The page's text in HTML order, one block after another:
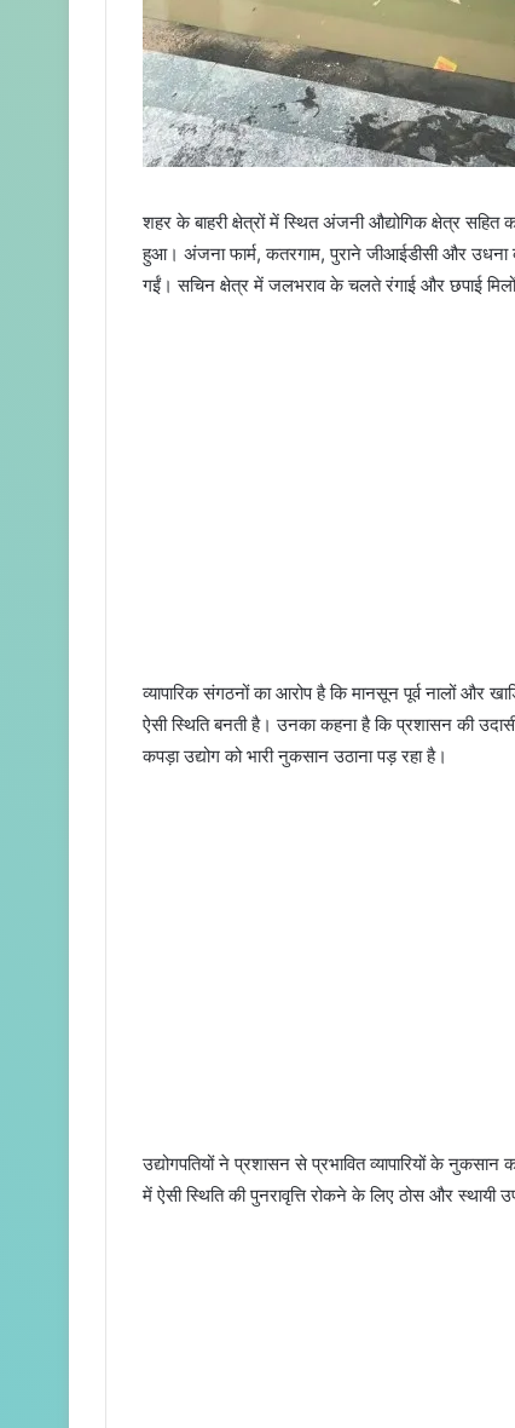
शहर के बाहरी क्षेत्रों में स्थित अंजनी औद्योगिक क्षेत्र
हुआ। अंजना फार्म, कतरगाम, पुराने जीआईडीसी और उधना
गईं। सचिन क्षेत्र में जलभराव के चलते रंगाई और छपाई
व्यापारिक संगठनों का आरोप है कि मानसून पूर्व नालों और
ऐसी स्थिति बनती है। उनका कहना है कि प्रशासन की
कपड़ा उद्योग को भारी नुकसान उठाना पड़ रहा है।
उद्योगपतियों ने प्रशासन से प्रभावित व्यापारियों के
में ऐसी स्थिति की पुनरावृत्ति रोकने के लिए ठोस और स्थायी